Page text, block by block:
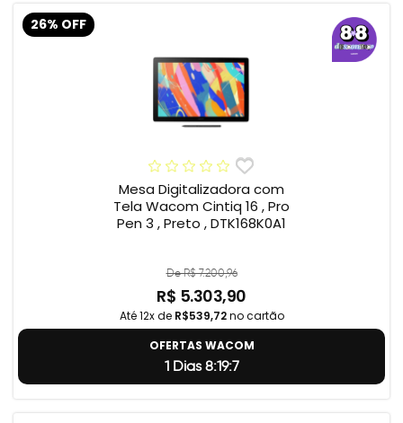
26% OFF
Mesa Digitalizadora com
Tela Wacom Cintiq 16 , Pro
Pen 3 , Preto , DTK168K0A1
De R$ 7.200,96
R$ 5.303,90
Até 12x de R$539,72no cartão
OFERTAS WACOM
1 Dias 8:19:6